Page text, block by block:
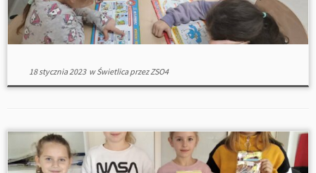
18 stycznia 2023wŚwietlicaprzezZSO4